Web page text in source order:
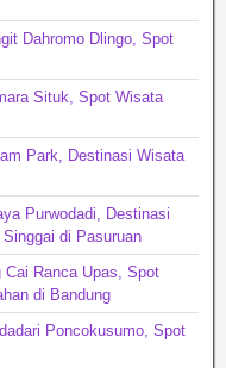
Dahromo Dlingo, Spot
Situk, Spot Wisata
Park, Destinasi Wisata
Purwodadi, Destinasi
di Pasuruan
Cai Ranca Upas, Spot
di Bandung
Poncokusumo, Spot